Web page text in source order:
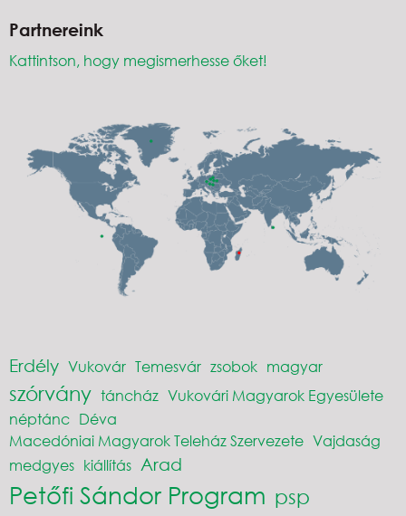
Partnereink
Kattintson, hogy megismerhesse őket!
Erdély Vukovár Temesvár zsobok magyar
szórvány táncház Vukovári Magyarok Egyesülete
néptánc Déva
Macedóniai Magyarok Teleház Szervezete Vajdaság
medgyes kiállítás Arad
Petőfi Sándor Program psp